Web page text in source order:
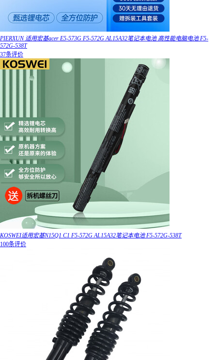
PIERXUN 适用宏基acer E5-573G F5-572G AL15A32笔记本电池 高性能电脑电池 F5-
572G-538T
37条评价
KOSWEI适用宏基N15Q1 C1 F5-572G AL15A32笔记本电池 F5-572G-538T
100条评价